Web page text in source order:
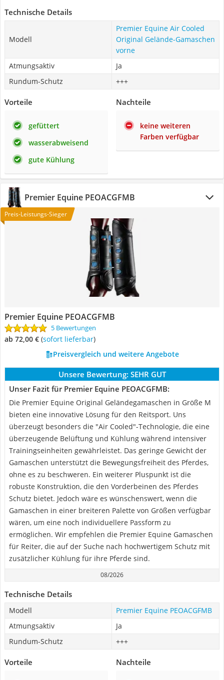
Technische Details
Modell
Premier Equine Air Cooled
Original Gelände-Gamaschen
vorne
Atmungsaktiv
Ja
Rundum-Schutz
+++
Vorteile
gefüttert
wasserabweisend
gute Kühlung
Nachteile
keine weiteren
Farben verfügbar
Premier Equine PEOACGFMB
Preis-Leistungs-Sieger
Premier Equine PEOACGFMB
5 Bewertungen
ab 72,00 € ( Sofort lieferbar)
Preisvergleich und weitere Angebote
Unsere Bewertung: SEHR GUT
Unser Fazit für Premier Equine PEOACGFMB:
Die Premier Equine Original Geländegamaschen in Größe M
bieten eine innovative Lösung für den Reitsport. Uns
überzeugt besonders die "Air Cooled"-Technologie, die eine
überzeugende Belüftung und Kühlung während intensiver
Trainingseinheiten gewährleistet. Das geringe Gewicht der
Gamaschen unterstützt die Bewegungsfreiheit des Pferdes,
ohne es zu beschweren. Ein weiterer Pluspunkt ist die
robuste Konstruktion, die den Vorderbeinen des Pferdes
Schutz bietet. Jedoch wäre es wünschenswert, wenn die
Gamaschen in einer breiteren Palette von Größen verfügbar
wären, um eine noch individuellere Passform zu
ermöglichen. Wir empfehlen die Premier Equine Gamaschen
für Reiter, die auf der Suche nach hochwertigem Schutz mit
zusätzlicher Kühlung für ihre Pferde sind.
08/2026
Technische Details
Modell
Premier Equine PEOACGFMB
Atmungsaktiv
Ja
Rundum-Schutz
+++
Vorteile Nachteile